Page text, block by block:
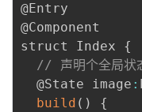
@Entry
@Component
struct Index {
// 声明个全局状
  @State image
:
build ( )
{